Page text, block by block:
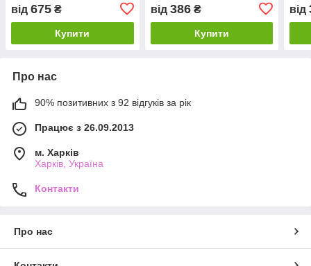
від 675 ₴
Купити
від 386₴
Купити
від
Про нас
90% позитивних з 92 відгуків за рік
Працює з 26.09.2013
м. Харків
Харків, Україна
Контакти
Про нас